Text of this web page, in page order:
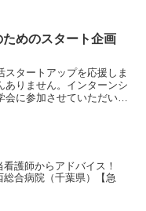
めのスタート企画
タートアップを応援しま
ありません。インターンシ
に参加させていただいた
護師からアドバイス！
合病院（千葉県）【急